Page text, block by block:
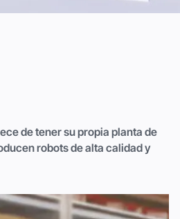
de tener su propia planta de
robots de alta calidad y